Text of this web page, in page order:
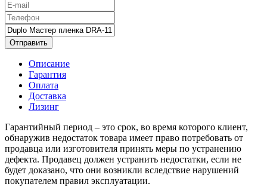
Отправить
Описание
Гарантия
Оплата
Доставка
Лизинг
Гарантийный период – это срок, во время которого клиент,
обнаружив недостаток товара имеет право потребовать от
продавца или изготовителя принять меры по устранению
дефекта. Продавец должен устранить недостатки, если не
будет доказано, что они возникли вследствие нарушений
покупателем правил эксплуатации.